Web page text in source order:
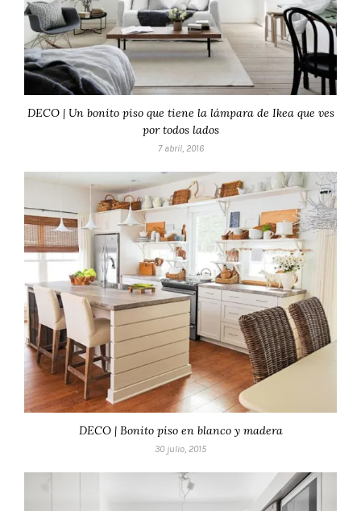
DECO | Un bonito piso que tiene la lámpara de Ikea que ves
por todos lados
7 abril, 2016
DECO | Bonito piso en blanco y madera
30 julio, 2015